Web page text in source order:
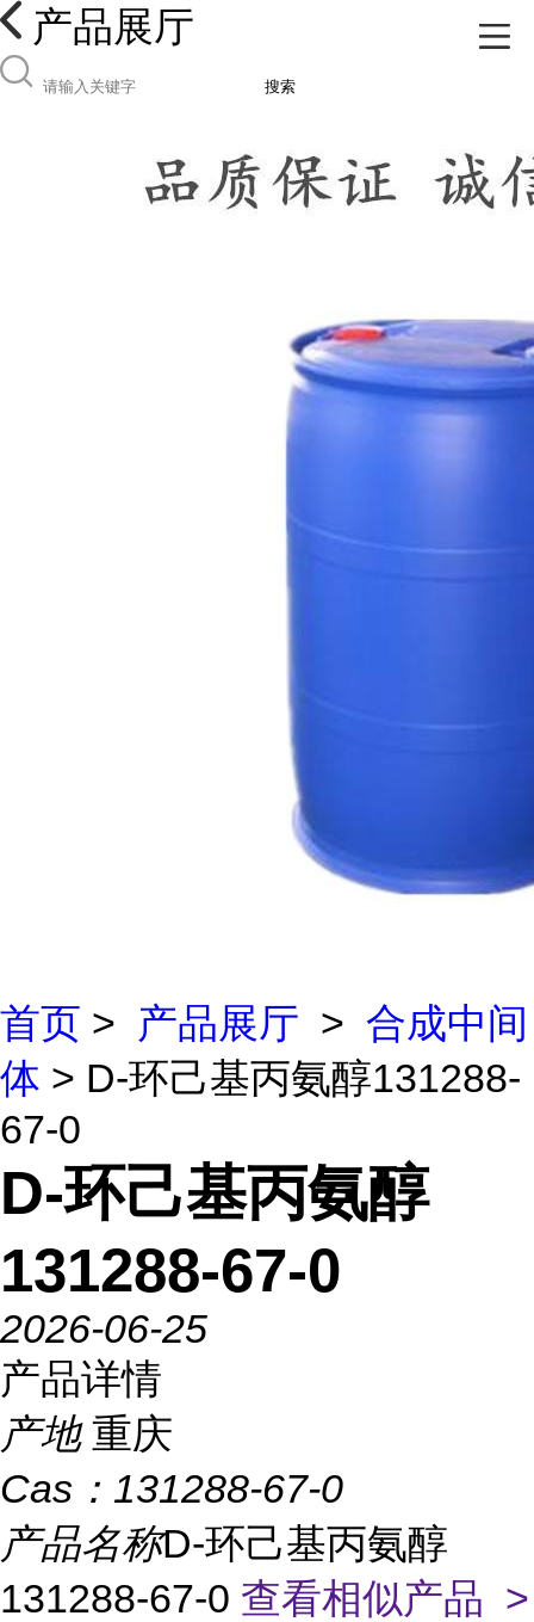
产品展厅
搜索
首页 > 产品展厅 > 合成中间
体 > D-环己基丙氨醇131288-
67-0
D-环己基丙氨醇
131288-67-0
2026-06-25
产品详情
产地 重庆
Cas： 131288-67-0
产品名称D-环己基丙氨醇
131288-67-0 查看相似产品 >